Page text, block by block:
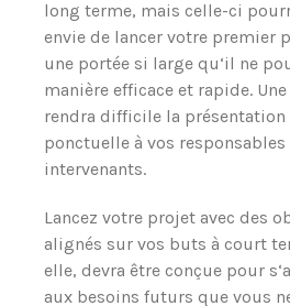
long terme, mais celle-ci
envie de lancer votre premier
une portée si large qu‘il ne
manière efficace et rapide.
rendra difficile la présentation
ponctuelle à vos responsables
intervenants.
Lancez votre projet avec des
alignés sur vos buts à court
elle, devra être conçue pour
aux besoins futurs que vous